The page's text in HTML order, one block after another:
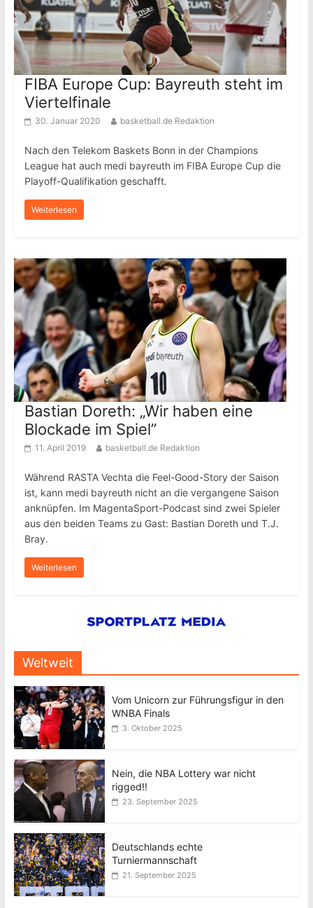
FIBA Europe Cup: Bayreuth steht im
Viertelfinale
30. Januar 2020 basketball.de Redaktion
Nach den Telekom Baskets Bonn in der Champions
League hat auch medi bayreuth im FIBA Europe Cup die
Playoff-Qualifikation geschafft.
Weiterlesen
Bastian Doreth: „Wir haben eine
Blockade im Spiel”
11. April 2019 basketball.de Redaktion
Während RASTA Vechta die Feel-Good-Story der Saison
ist, kann medi bayreuth nicht an die vergangene Saison
anknüpfen. Im MagentaSport-Podcast sind zwei Spieler
aus den beiden Teams zu Gast: Bastian Doreth und T.J.
Bray.
Weiterlesen
Weltweit
Vom Unicorn zur Führungsfigur in den
WNBA Finals
3. Oktober 2025
Nein, die NBA Lottery war nicht
rigged!!
23. September 2025
Deutschlands echte
Turniermannschaft
21. September 2025